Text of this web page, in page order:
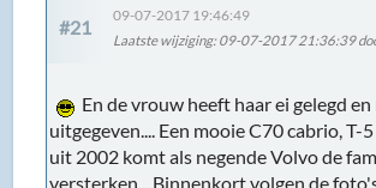
#21
09-07-2017 19:46:49
Laatste wijziging: 09-07-2017 21:36:39
En de vrouw heeft haar ei gelegd
uitgegeven.... Een mooie C70 cabrio, T-
uit 2002 komt als negende Volvo de
versterken... Binnenkort volgen de